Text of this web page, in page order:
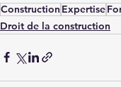
Construction Expertise
Droit de la construction